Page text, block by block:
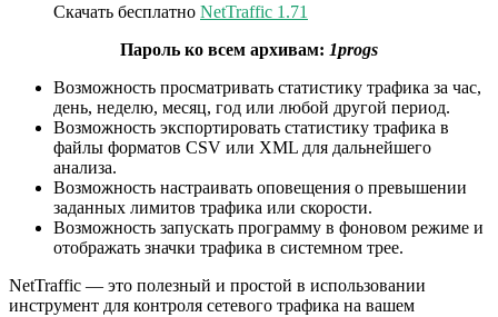
Скачать бесплатно NetTraffic 1.71
Пароль ко всем архивам: 1progs
Возможность просматривать статистику трафика за час,
день, неделю, месяц, год или любой другой период.
Возможность экспортировать статистику трафика в
файлы форматов CSV или XML для дальнейшего
анализа.
Возможность настраивать оповещения о превышении
заданных лимитов трафика или скорости.
Возможность запускать программу в фоновом режиме и
отображать значки трафика в системном трее.
NetTraffic — это полезный и простой в использовании
инструмент для контроля сетевого трафика на вашем